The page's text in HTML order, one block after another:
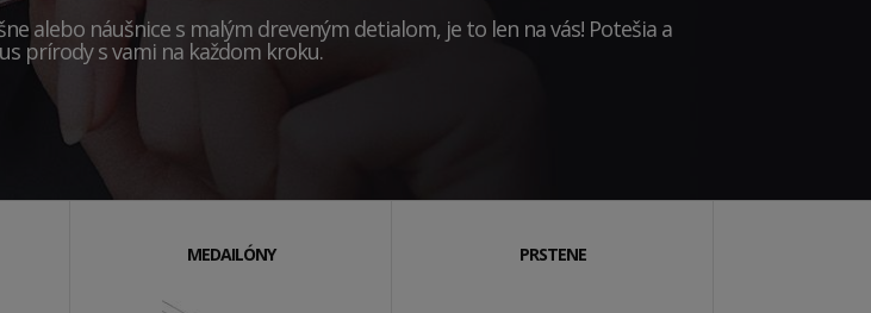
alebo náušnice s malým dreveným detialom, je to len na vás! Potešia a
prírody s vami na každom kroku.
MEDAILÓNY PRSTENE